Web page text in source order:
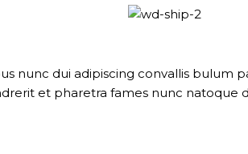
dui adipiscing convallis bulum
et pharetra fames nunc natoque